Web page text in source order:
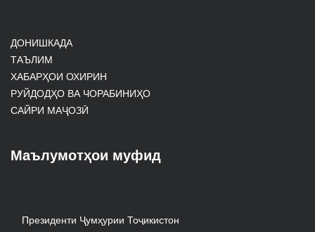
ДОНИШКАДА
ТАЪЛИМ
ХАБАРҲОИ ОХИРИН
РУЙДОДҲО ВА ЧОРАБИНИҲО
САЙРИ МАҶОЗӢ
Маълумотҳои муфид
Президенти Ҷумҳурии Тоҷикистон